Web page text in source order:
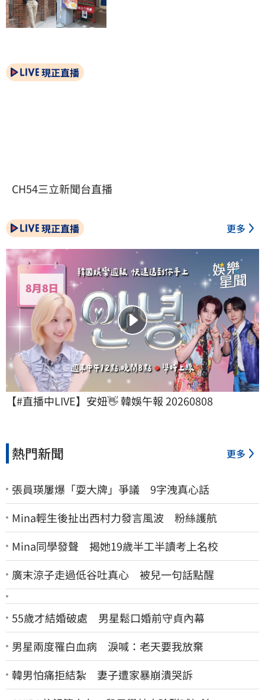
現正直播
CH54三立新聞台直播
現正直播 更多
【#直播中LIVE】安妞👋 韓娛午報 20260808
熱門新聞 更多
張員瑛屢爆「耍大牌」爭議 9字洩真心話
Mina輕生後扯出西村力發言風波 粉絲護航
Mina同學發聲 揭她19歲半工半讀考上名校
廣末涼子走過低谷吐真心 被兒一句話點醒
55歲才結婚破處 男星鬆口婚前守貞內幕
男星兩度罹白血病 淚喊：老天要我放棄
韓男怕痛拒結紮 妻子遭家暴崩潰哭訴